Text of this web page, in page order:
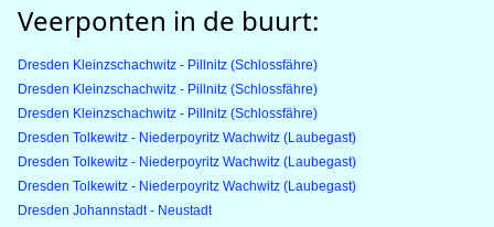
Veerponten in de buurt:
Dresden Kleinzschachwitz - Pillnitz (Schlossfähre)
Dresden Kleinzschachwitz - Pillnitz (Schlossfähre)
Dresden Kleinzschachwitz - Pillnitz (Schlossfähre)
Dresden Tolkewitz - Niederpoyritz Wachwitz (Laubegast)
Dresden Tolkewitz - Niederpoyritz Wachwitz (Laubegast)
Dresden Tolkewitz - Niederpoyritz Wachwitz (Laubegast)
Dresden Johannstadt - Neustadt